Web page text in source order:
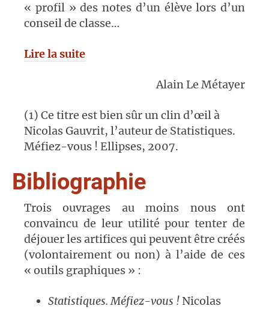
« profil » des notes d’un élève lors d’un
conseil de classe…
Lire la suite
Alain Le Métayer
(1) Ce titre est bien sûr un clin d’œil à
Nicolas Gauvrit, l’auteur de Statistiques.
Méfiez-vous ! Ellipses, 2007.
Bibliographie
Trois ouvrages au moins nous ont
convaincu de leur utilité pour tenter de
déjouer les artifices qui peuvent être créés
(volontairement ou non) à l’aide de ces
« outils graphiques » :
Statistiques. Méfiez-vous ! Nicolas